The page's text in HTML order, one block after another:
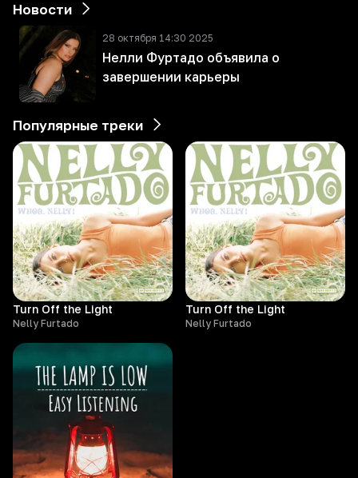
Новости
28 октября 14:30 2025
Нелли Фуртадо объявила о
завершении карьеры
Популярные треки
Turn Off the Light
Nelly Furtado
Turn Off the Light
Nelly Furtado